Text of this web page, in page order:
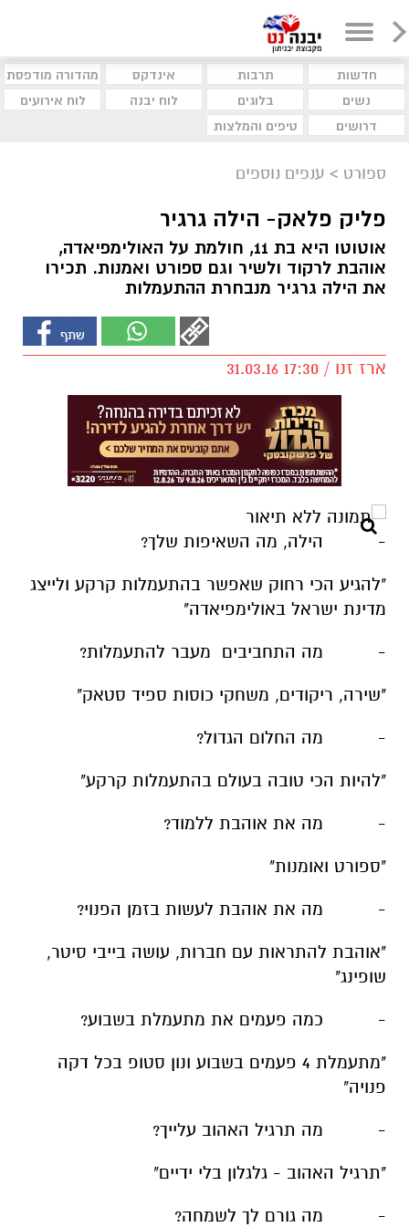
חדשות תרבות אינדקס
מהדורה מודפסת
נשים
בלוגים לוח יבנה
לוח אירועים
דרושים
טיפים והמלצות
ספורט > ענפים נוספים
פליק פלאק- הילה גרגיר
אוטוטו היא בת 11, חולמת על האולימפיאדה,
אוהבת לרקוד ולשיר וגם ספורט ואמנות. תכירו
את הילה גרגיר מנבחרת ההתעמלות
ארז זנו / 17:30 31.03.16
- הילה, מה השאיפות שלך?
"להגיע הכי רחוק שאפשר בהתעמלות קרקע ולייצג
מדינת ישראל באולימפיאדה"
- מה התחביבים מעבר להתעמלות?
"שירה, ריקודים, משחקי כוסות ספיד סטאק"
- מה החלום הגדול?
"להיות הכי טובה בעולם בהתעמלות קרקע"
- מה את אוהבת ללמוד?
"ספורט ואומנות"
- מה את אוהבת לעשות בזמן הפנוי?
"אוהבת להתראות עם חברות, עושה בייבי סיטר,
שופינג"
- כמה פעמים את מתעמלת בשבוע?
"מתעמלת 4 פעמים בשבוע ונון סטופ בכל דקה
פנויה"
- מה תרגיל האהוב עלייך?
"תרגיל האהוב - גלגלון בלי ידיים"
- מה גורם לך לשמחה?